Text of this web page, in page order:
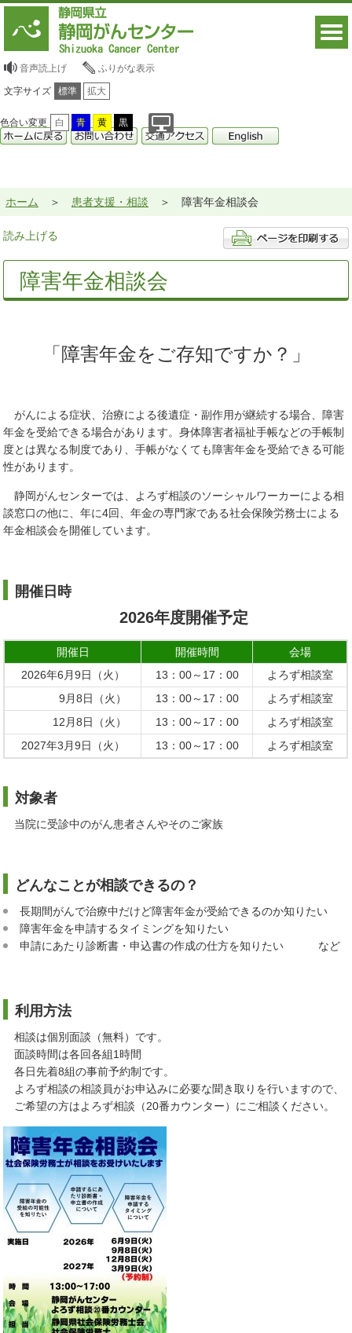
音声読上げ ふりがな表示
文字サイズ 標準 拡大
色合い変更 白 青 黄 黒
ホーム 患者支援・相談 障害年金相談会
読み上げる
障害年金相談会
「障害年金をご存知ですか？」
がんによる症状、治療による後遺症・副作用が継続する場合、障害
年金を受給できる場合があります。身体障害者福祉手帳などの手帳制
度とは異なる制度であり、手帳がなくても障害年金を受給できる可能
性があります。
静岡がんセンターでは、よろず相談のソーシャルワーカーによる相
談窓口の他に、年に4回、年金の専門家である社会保険労務士による
年金相談会を開催しています。
開催日時
2026年度開催予定
開催日 開催時間
会場
2026年6月9日（火）
13：00～17：00
よろず相談室
9月8日（火）
13：00～17：00
よろず相談室
12月8日（火）
13：00～17：00
よろず相談室
2027年3月9日（火）
13：00～17：00 よろず相談室
対象者
当院に受診中のがん患者さんやそのご家族
どんなことが相談できるの？
長期間がんで治療中だけど障害年金が受給できるのか知りたい
障害年金を申請するタイミングを知りたい
申請にあたり診断書・申込書の作成の仕方を知りたい など
利用方法
相談は個別面談（無料）です。
面談時間は各回各組1時間
各日先着8組の事前予約制です。
よろず相談の相談員がお申込みに必要な聞き取りを行いますので、
ご希望の方はよろず相談（20番カウンター）にご相談ください。